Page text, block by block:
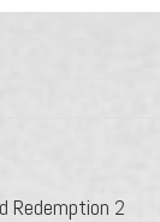
Redemption 2